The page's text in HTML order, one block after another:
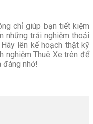
chỉ giúp bạn tiết kiệm
những trải nghiệm thoải
lên kế hoạch thật kỹ
nghiệm Thuê Xe trên để
đáng nhớ!